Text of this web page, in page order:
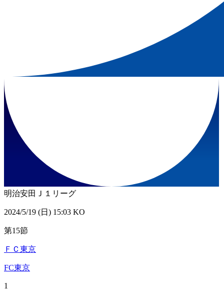
明治安田Ｊ１リーグ
2024/5/19 (日) 15:03 KO
第15節
ＦＣ東京
FC東京
1